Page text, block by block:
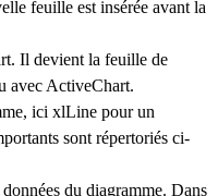
feuille est insérée avant la
Il devient la feuille de
avec ActiveChart.
ici xlLine pour un
sont répertoriés ci-
du diagramme. Dans